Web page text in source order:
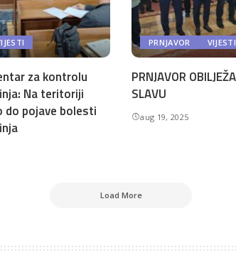
za kontrolu
Na teritoriji
do pojave bolesti
PRNJAVOR VIJESTI
PRNJAVOR
SLAVU
aug 19, 2025
Load More